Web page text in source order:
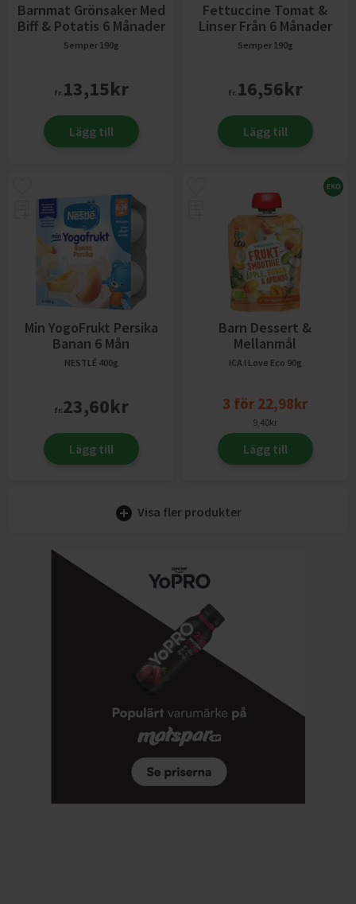
Barnmat Grönsaker Med
Biff & Potatis 6 Månader
Semper 190g
fr. 13,15kr
Lägg till
Fettuccine Tomat &
Linser Från 6 Månader
Semper 190g
fr. 16,56kr
Lägg till
Min YogoFrukt Persika
Banan 6 Mån
NESTLÉ 400g
fr.23,60kr
Lägg till
Barn Dessert &
Mellanmål
ICA I Love Eco 90g
3 för 22,98kr
9,40kr
Lägg till
Visa fler produkter